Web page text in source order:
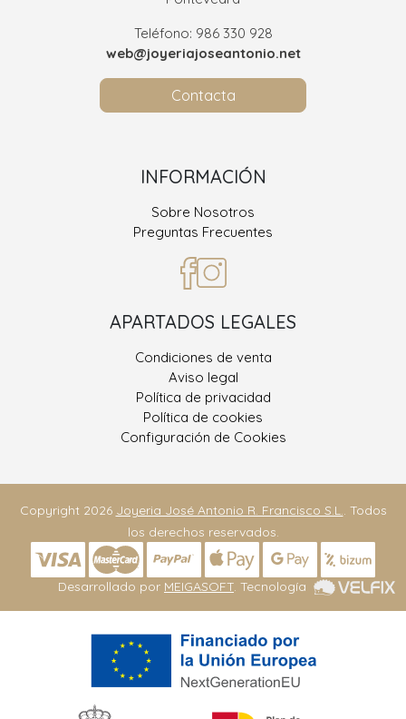
Teléfono: 986 330 928
web@joyeriajoseantonio.net
Contacta
INFORMACIÓN
Sobre Nosotros
Preguntas Frecuentes
APARTADOS LEGALES
Condiciones de venta
Aviso legal
Política de privacidad
Política de cookies
Configuración de Cookies
Copyright 2026 Joyeria José Antonio R. Francisco S.L.. Todos
los derechos reservados.
Desarrollado por MEIGASOFT . Tecnología